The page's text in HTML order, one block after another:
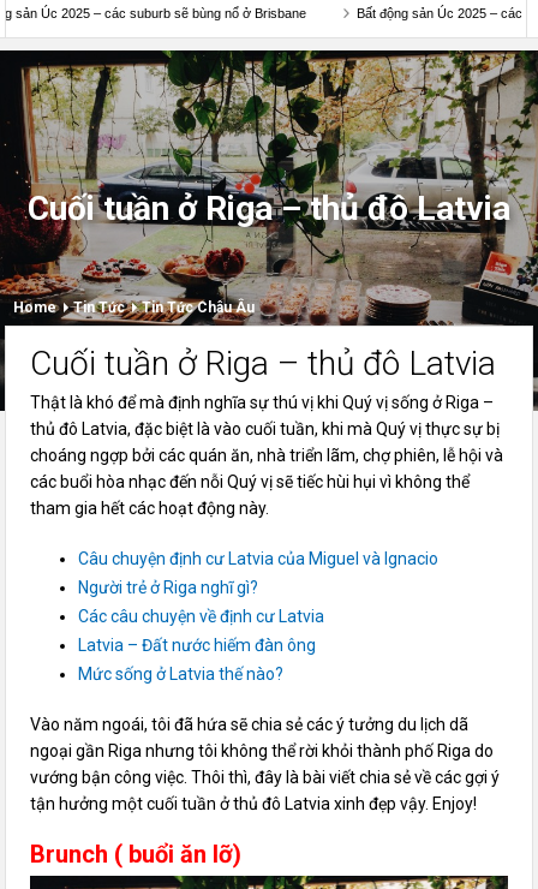
2025 – các suburb sẽ bùng nổ ở Brisbane Bất động sản Úc 2025 – các suburb sẽ
Cuối tuần ở Riga – thủ đô Latvia
Home Tin Tức Tin Tức Châu Âu
Cuối tuần ở Riga – thủ đô Latvia
Thật là khó để mà định nghĩa sự thú vị khi Quý vị sống ở Riga –
thủ đô Latvia, đặc biệt là vào cuối tuần, khi mà Quý vị thực sự bị
choáng ngợp bởi các quán ăn, nhà triển lãm, chợ phiên, lễ hội và
các buổi hòa nhạc đến nỗi Quý vị sẽ tiếc hùi hụi vì không thể
tham gia hết các hoạt động này.
Câu chuyện định cư Latvia của Miguel và Ignacio
Người trẻ ở Riga nghĩ gì?
Các câu chuyện về định cư Latvia
Latvia – Đất nước hiếm đàn ông
Mức sống ở Latvia thế nào?
Vào năm ngoái, tôi đã hứa sẽ chia sẻ các ý tưởng du lịch dã
ngoại gần Riga nhưng tôi không thể rời khỏi thành phố Riga do
vướng bận công việc. Thôi thì, đây là bài viết chia sẻ về các gợi ý
tận hưởng một cuối tuần ở thủ đô Latvia xinh đẹp vậy. Enjoy!
Brunch ( buổi ăn lỡ)